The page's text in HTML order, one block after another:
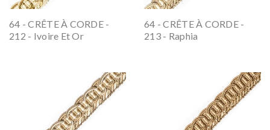
64 - CRÊTE À CORDE -
212 - Ivoire Et Or
64 - CRÊTE À CORDE -
213 - Raphia